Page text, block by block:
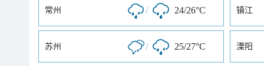
常州 / 24/26°C 镇江
苏州 / 25/27°C 溧阳